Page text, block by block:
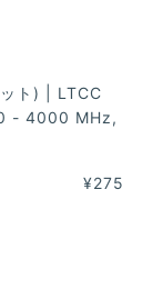
ト) | LTCC
- 4000 MHz,
¥275